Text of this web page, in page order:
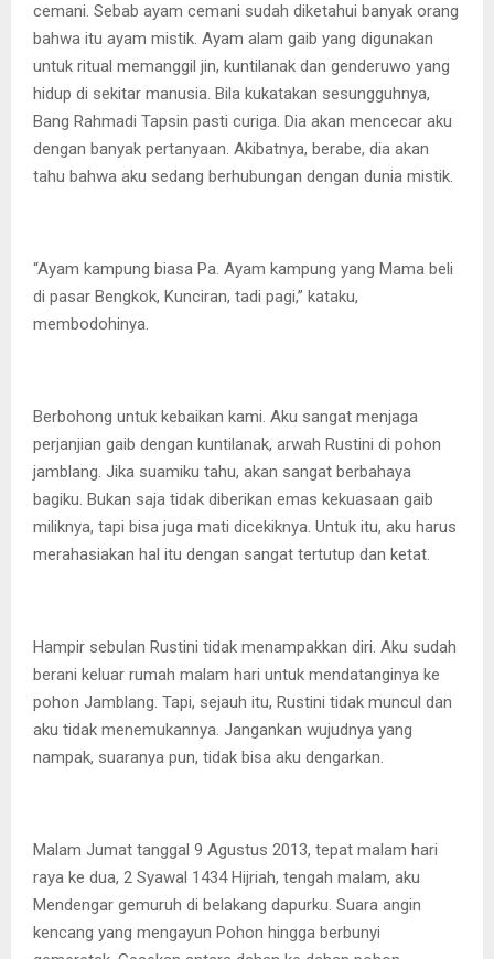
cemani. Sebab ayam cemani sudah diketahui banyak orang
bahwa itu ayam mistik. Ayam alam gaib yang digunakan
untuk ritual memanggil jin, kuntilanak dan genderuwo yang
hidup di sekitar manusia. Bila kukatakan sesungguhnya,
Bang Rahmadi Tapsin pasti curiga. Dia akan mencecar aku
dengan banyak pertanyaan. Akibatnya, berabe, dia akan
tahu bahwa aku sedang berhubungan dengan dunia mistik.
“Ayam kampung biasa Pa. Ayam kampung yang Mama beli
di pasar Bengkok, Kunciran, tadi pagi,” kataku,
membodohinya.
Berbohong untuk kebaikan kami. Aku sangat menjaga
perjanjian gaib dengan kuntilanak, arwah Rustini di pohon
jamblang. Jika suamiku tahu, akan sangat berbahaya
bagiku. Bukan saja tidak diberikan emas kekuasaan gaib
miliknya, tapi bisa juga mati dicekiknya. Untuk itu, aku harus
merahasiakan hal itu dengan sangat tertutup dan ketat.
Hampir sebulan Rustini tidak menampakkan diri. Aku sudah
berani keluar rumah malam hari untuk mendatanginya ke
pohon Jamblang. Tapi, sejauh itu, Rustini tidak muncul dan
aku tidak menemukannya. Jangankan wujudnya yang
nampak, suaranya pun, tidak bisa aku dengarkan.
Malam Jumat tanggal 9 Agustus 2013, tepat malam hari
raya ke dua, 2 Syawal 1434 Hijriah, tengah malam, aku
Mendengar gemuruh di belakang dapurku. Suara angin
kencang yang mengayun Pohon hingga berbunyi